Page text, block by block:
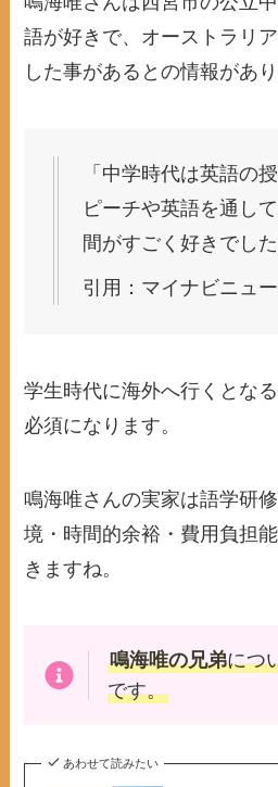
語が好きで、オーストラリ
した事があるとの情報があり
「中学時代は英語の
ピーチや英語を通し
間がすごく好きでした
引用：マイナビニュ
学生時代に海外へ行くとな
必須になります。
鳴海唯さんの実家は語学研
境・時間的余裕・費用負担
きますね。
鳴海唯の兄弟につ
です。
あわせて読みたい